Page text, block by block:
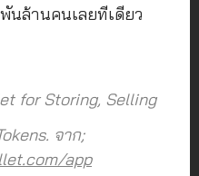
นล้านคนเลยทีเดียว
for Storing, Selling
จาก;
app